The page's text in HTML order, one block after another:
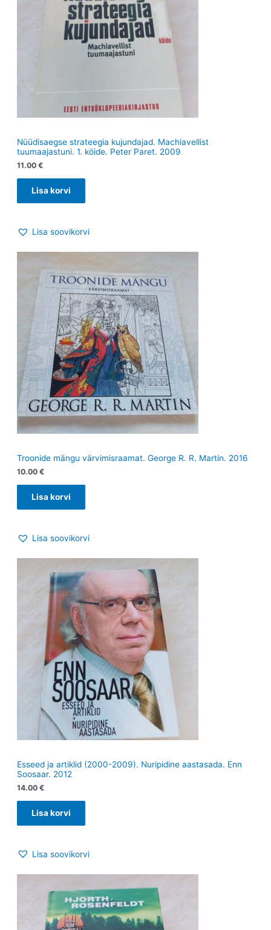
Nüüdisaegse strateegia kujundajad. Machiavellist
tuumaajastuni. 1. köide. Peter Paret. 2009
11.00 €
Lisa korvi
Lisa soovikorvi
Troonide mängu värvimisraamat. George R. R. Martin. 2016
10.00 €
Lisa korvi
Lisa soovikorvi
Esseed ja artiklid (2000-2009). Nuripidine aastasada. Enn
Soosaar. 2012
14.00 €
Lisa korvi
Lisa soovikorvi